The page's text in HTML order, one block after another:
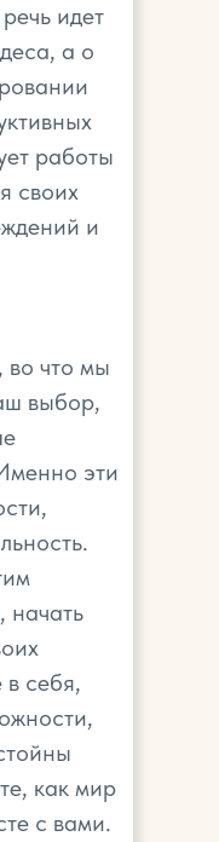
идет
а о
работы
своих
и
во что мы
выбор,
эти
начать
себя,
как мир
с вами.